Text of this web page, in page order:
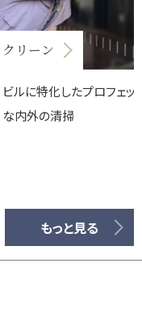
クリーン
ビルに特化したプロフェッ
な内外の清掃
もっと見る